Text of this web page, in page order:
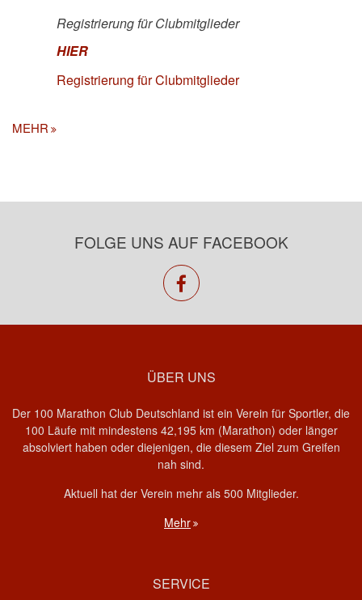
Registrierung für Clubmitglieder
HIER
Registrierung für Clubmitglieder
MEHR
FOLGE UNS AUF FACEBOOK
facebook
ÜBER UNS
Der 100 Marathon Club Deutschland ist ein Verein für Sportler, die
100 Läufe mit mindestens 42,195 km (Marathon) oder länger
absolviert haben oder diejenigen, die diesem Ziel zum Greifen
nah sind.
Aktuell hat der Verein mehr als 500 Mitglieder.
Mehr
SERVICE